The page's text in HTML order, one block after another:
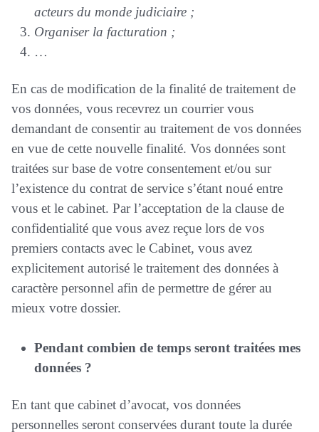
acteurs du monde judiciaire ;
Organiser la facturation ;
…
En cas de modification de la finalité de traitement de
vos données, vous recevrez un courrier vous
demandant de consentir au traitement de vos données
en vue de cette nouvelle finalité. Vos données sont
traitées sur base de votre consentement et/ou sur
l’existence du contrat de service s’étant noué entre
vous et le cabinet. Par l’acceptation de la clause de
confidentialité que vous avez reçue lors de vos
premiers contacts avec le Cabinet, vous avez
explicitement autorisé le traitement des données à
caractère personnel afin de permettre de gérer au
mieux votre dossier.
Pendant combien de temps seront traitées mes
données ?
En tant que cabinet d’avocat, vos données
personnelles seront conservées durant toute la durée